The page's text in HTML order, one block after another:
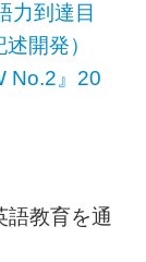
力到達目
開発）
No.2』20
語教育を通